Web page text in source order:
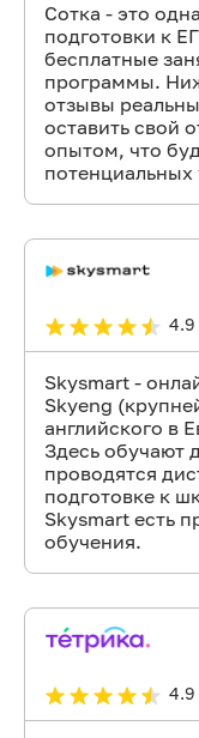
Сотка - это
подготовки к
бесплатные
программы.
отзывы
оставить свой
опытом, что
потенциальных
4.9
Skysmart -
Skyeng
английского в
Здесь обучают
проводятся
подготовке к
Skysmart есть
обучения.
4.9